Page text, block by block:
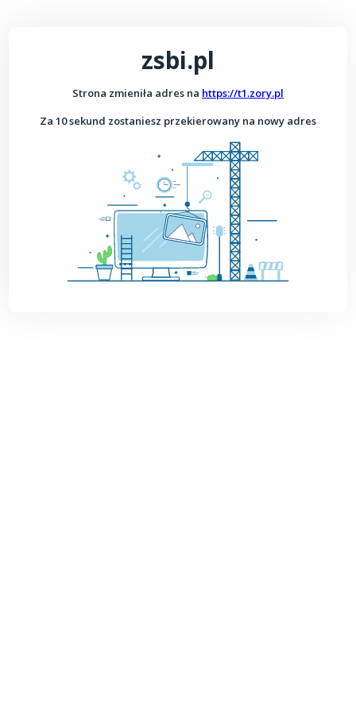
zsbi.pl
Strona zmieniła adres na https://t1.zory.pl
Za 10 sekund zostaniesz przekierowany na nowy adres